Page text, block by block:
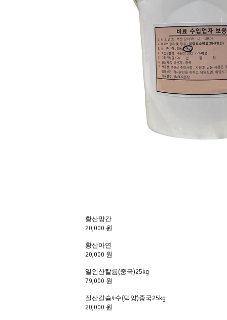
황산망간
20,000 원
황산아연
20,000 원
일인산칼륨(중국)25kg
79,000 원
질산칼슘4수(덕양)중국25kg
20,000 원